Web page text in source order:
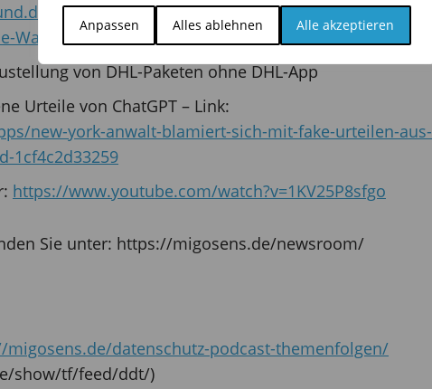
Anpassen Alles ablehnen Alle akzeptieren
DE/Service-Navi/Presse/Alle-Meldungen-
Wahlen_230530.html
von DHL-Paketen ohne DHL-App
Urteile von ChatGPT – Link:
new-york-anwalt-blamiert-sich-mit-fake-urteilen-aus-
1cf4c2d33259
https://www.youtube.com/watch?v=1KV25P8sfgo
Sie unter: https://migosens.de/newsroom/
migosens.de/datenschutz-podcast-themenfolgen/
show/tf/feed/ddt/)